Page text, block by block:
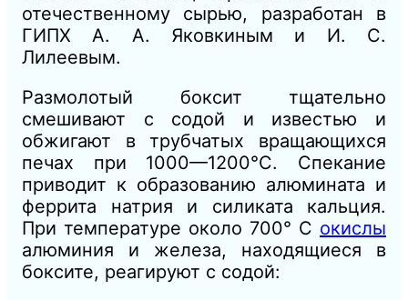
отечественному сырью, разработан в
ГИПХ А. А. Яковкиным и И. С.
Лилеевым.
Размолотый боксит тщательно
смешивают с содой и известью и
обжигают в трубчатых вращающихся
печах при 1000—1200°С. Спекание
приводит к образованию алюмината и
феррита натрия и силиката кальция.
При температуре около 700° С окислы
алюминия и железа, находящиеся в
боксите, реагируют с содой: